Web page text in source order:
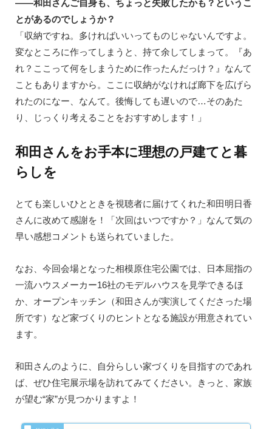
――和田さんご自身も、ちょっと失敗したかも？というこ
とがあるのでしょうか？
「収納ですね。多ければいいってものじゃないんですよ。
変なところに作ってしまうと、持て余してしまって。『あ
れ？ここって何をしまうために作ったんだっけ？』なんて
こともありますから。ここに収納がなければ廊下を広げら
れたのになー、なんて。後悔しても遅いので…そのあた
り、じっくり考えることをおすすめします！」
和田さんをお手本に理想の戸建てと暮
らしを
とても楽しいひとときを視聴者に届けてくれた和田明日香
さんに改めて感謝を！「次回はいつですか？」なんて気の
早い感想コメントも送られていました。
なお、今回会場となった相模原住宅公園では、日本屈指の
一流ハウスメーカー16社のモデルハウスを見学できるほ
か、オープンキッチン（和田さんが実演してくださった場
所です）など家づくりのヒントとなる施設が用意されてい
ます。
和田さんのように、自分らしい家づくりを目指すのであれ
ば、ぜひ住宅展示場を訪れてみてください。きっと、家族
が望む“家”が見つかりますよ！